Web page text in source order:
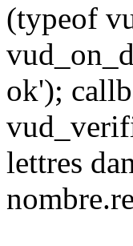
(typeof
ok');
lettres